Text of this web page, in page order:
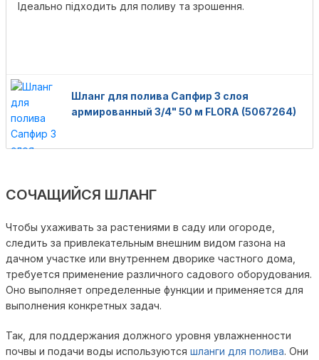
Ідеально підходить для поливу та зрошення.
Шланг для полива Сапфир 3 слоя
армированный 3/4" 50 м FLORA (5067264)
СОЧАЩИЙСЯ ШЛАНГ
Чтобы ухаживать за растениями в саду или огороде,
следить за привлекательным внешним видом газона на
дачном участке или внутреннем дворике частного дома,
требуется применение различного садового оборудования.
Оно выполняет определенные функции и применяется для
выполнения конкретных задач.
Так, для поддержания должного уровня увлажненности
почвы и подачи воды используются шланги для полива. Они